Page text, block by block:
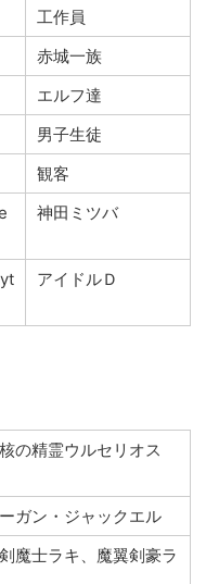
工作員
赤城一族
エルフ達
男子生徒
観客
神田ミツバ
アイドルＤ
の精霊ウルセリオス
ガン・ジャックエル
魔士ラキ、魔翼剣豪ラ